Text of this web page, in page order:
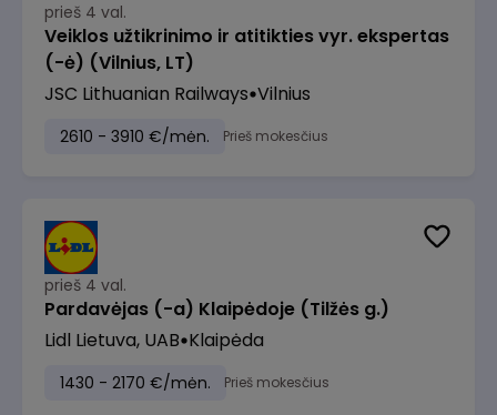
prieš 4 val.
Veiklos užtikrinimo ir atitikties vyr. ekspertas
(-ė) (Vilnius, LT)
JSC Lithuanian Railways Vilnius
2610 - 3910 €/mėn. Prieš mokesčius
prieš 4 val.
Pardavėjas (-a) Klaipėdoje (Tilžės g.)
Lidl Lietuva, UAB Klaipėda
1430 - 2170 €/mėn. Prieš mokesčius